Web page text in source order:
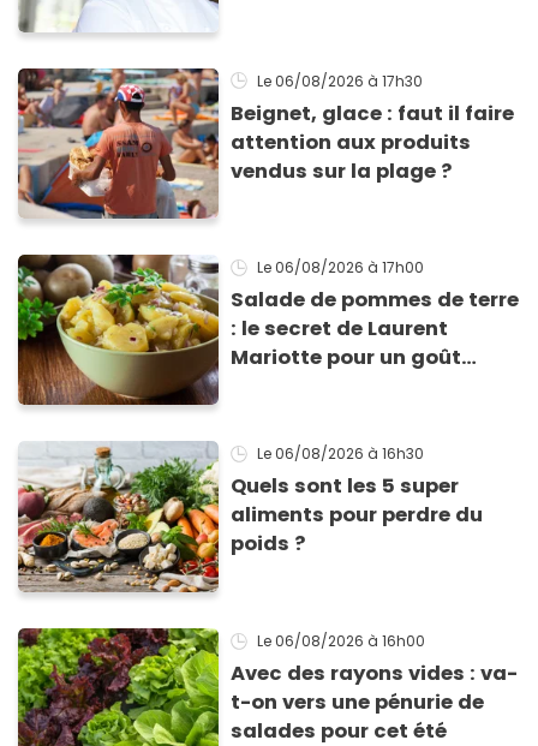
Le 06/08/2026 à 17h30
Beignet, glace : faut il faire
attention aux produits
vendus sur la plage ?
Le 06/08/2026 à 17h00
Salade de pommes de terre
: le secret de Laurent
Mariotte pour un goût
Le 06/08/2026 à 16h30
Quels sont les 5 super
aliments pour perdre du
poids ?
Le 06/08/2026 à 16h00
Avec des rayons vides : va-
t-on vers une pénurie de
salades pour cet été